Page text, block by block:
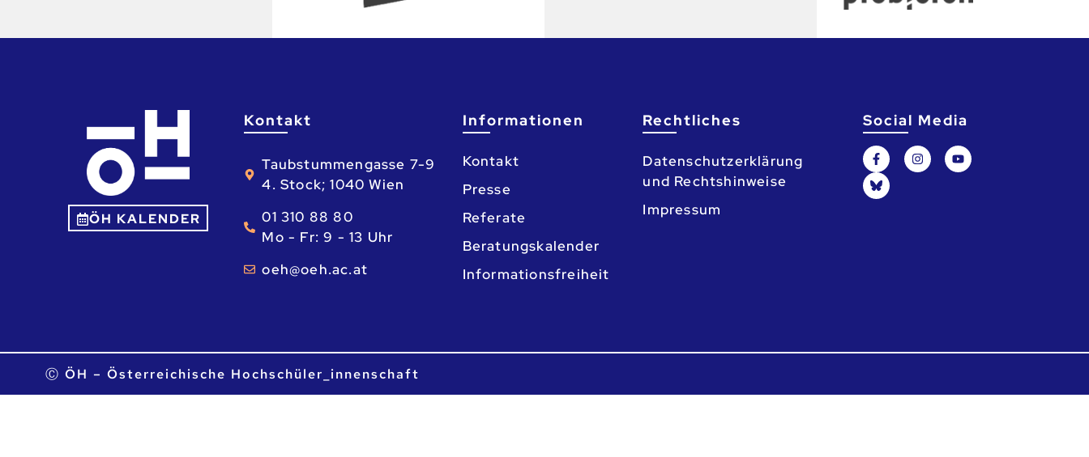
ÖH KALENDER
Kontakt
Taubstummengasse 7-9
4. Stock; 1040 Wien
01 310 88 80
Mo - Fr: 9 - 13 Uhr
ta.ca.heo@heo
Informationen
Kontakt
Presse
Referate
Beratungskalender
Informationsfreiheit
Rechtliches
Datenschutzerklärung
und Rechtshinweise
Impressum
Social Media
Ⓒ ÖH – Österreichische Hochschüler_innenschaft